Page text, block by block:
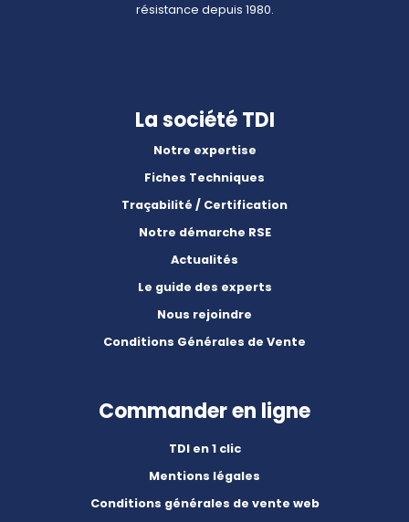
résistance depuis 1980.
La société TDI
Notre expertise
Fiches Techniques
Traçabilité / Certification
Notre démarche RSE
Actualités
Le guide des experts
Nous rejoindre
Conditions Générales de Vente
Commander en ligne
TDI en 1 clic
Mentions légales
Conditions générales de vente web